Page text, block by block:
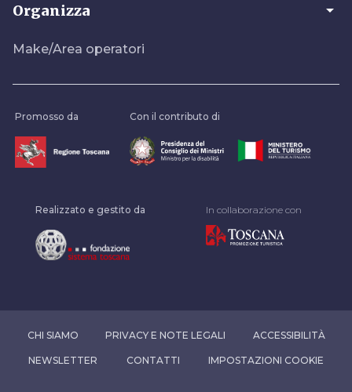
Organizza arrow_drop_down
Make/Area operatori
Promosso da Con il contributo di
Realizzato e gestito da In collaborazione con
CHI SIAMO PRIVACY E NOTE LEGALI ACCESSIBILITÀ
NEWSLETTER CONTATTI IMPOSTAZIONI COOKIE